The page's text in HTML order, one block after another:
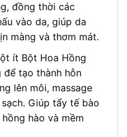
đồng thời các
vào da, giúp da
màng và thơm mát.
ít Bột Hoa Hồng
để tạo thành hỗn
lên môi, massage
Giúp tẩy tế bào
hào và mềm